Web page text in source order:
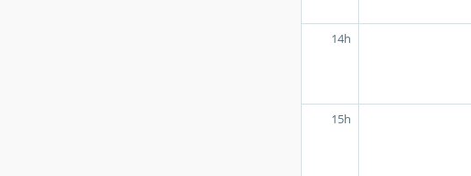
14h
15h